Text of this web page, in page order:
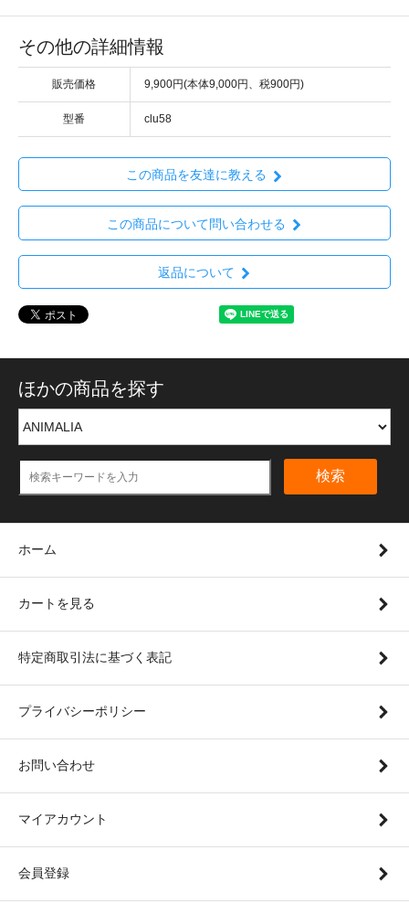
その他の詳細情報
販売価格 9,900円(本体9,000円、税900円)
型番 clu58
この商品を友達に教える
この商品について問い合わせる
返品について
ほかの商品を探す
検索
ホーム
カートを見る
特定商取引法に基づく表記
プライバシーポリシー
お問い合わせ
マイアカウント
会員登録